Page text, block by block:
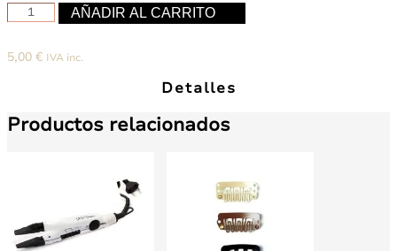
Anillas
extensiones
50
y
AÑADIR AL CARRITO
5,00 € IVA inc.
Detalles
Productos relacionados